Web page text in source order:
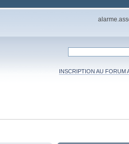
INSCRIPTION AU FORUM